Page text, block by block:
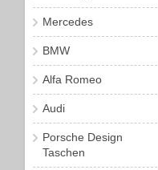
Mercedes
BMW
Alfa Romeo
Audi
Porsche Design
Taschen